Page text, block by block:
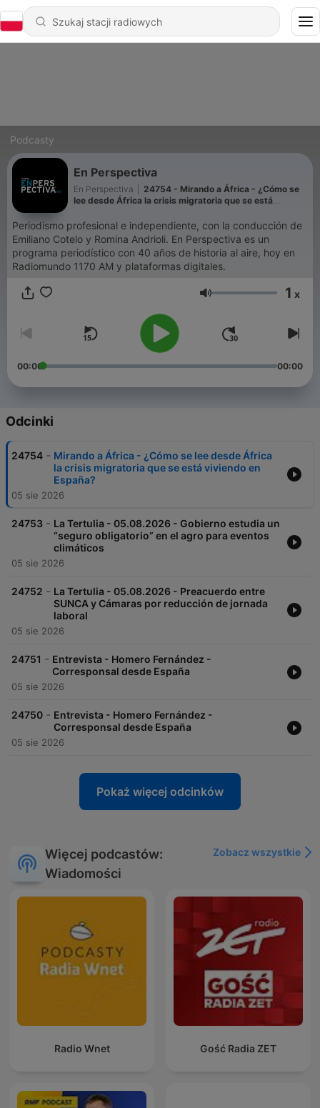
Podcasty
En Perspectiva
En Perspectiva
24754 - Mirando a África - ¿Cómo se
lee desde África la crisis migratoria que se está
Periodismo profesional e independiente, con la conducción de
Emiliano Cotelo y Romina Andrioli. En Perspectiva es un
programa periodístico con 40 años de historia al aire, hoy en
Radiomundo 1170 AM y plataformas digitales.
Głośność 1 x
00:00 00:00
Odcinki
24754 - Mirando a África - ¿Cómo se lee desde África
la crisis migratoria que se está viviendo en
España?
05 sie 2026
24753 - La Tertulia - 05.08.2026 - Gobierno estudia un
“seguro obligatorio” en el agro para eventos
climáticos
05 sie 2026
24752 - La Tertulia - 05.08.2026 - Preacuerdo entre
SUNCA y Cámaras por reducción de jornada
laboral
05 sie 2026
24751 - Entrevista - Homero Fernández -
Corresponsal desde España
05 sie 2026
24750 - Entrevista - Homero Fernández -
Corresponsal desde España
05 sie 2026
Pokaż więcej odcinków
Więcej podcastów:
Wiadomości
Zobacz wszystkie
Radio Wnet Gość Radia ZET